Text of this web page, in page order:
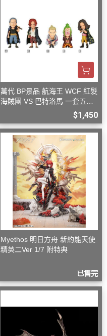
萬代 BP景品 航海王 WCF 紅髮
海賊團 VS 巴特洛馬 一套五款
$1,450
Myethos 明日方舟 新約能天使
精英二Ver 1/7 附特典
已售完